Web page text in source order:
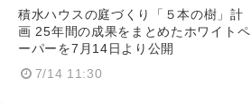
積水ハウスの庭づくり「５本の樹」計
画 25年間の成果をまとめたホワイトペ
ーパーを7月14日より公開
7/14 11:30